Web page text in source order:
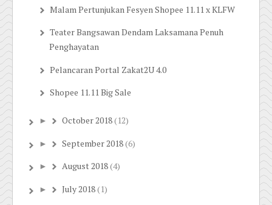
Malam Pertunjukan Fesyen Shopee 11.11 x KLFW
Teater Bangsawan Dendam Laksamana Penuh
Penghayatan
Pelancaran Portal Zakat2U 4.0
Shopee 11.11 Big Sale
► October 2018(12)
► September 2018(6)
► August 2018(4)
► July 2018(1)